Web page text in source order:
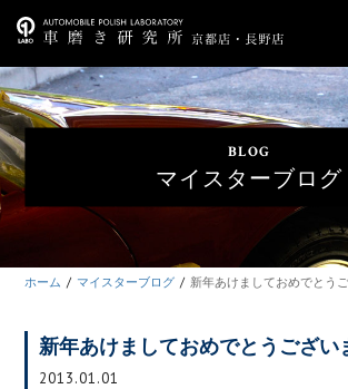
BLOG
マイスターブログ
ホーム マイスターブログ 新年あけましておめでとう
新年あけましておめでとうござい
2013.01.01